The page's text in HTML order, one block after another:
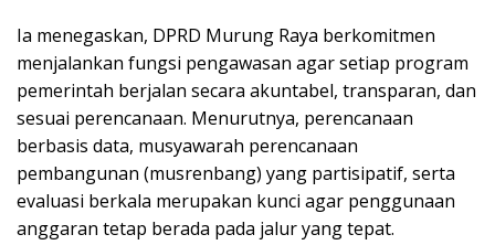
Ia menegaskan, DPRD Murung Raya berkomitmen
menjalankan fungsi pengawasan agar setiap program
pemerintah berjalan secara akuntabel, transparan, dan
sesuai perencanaan. Menurutnya, perencanaan
berbasis data, musyawarah perencanaan
pembangunan (musrenbang) yang partisipatif, serta
evaluasi berkala merupakan kunci agar penggunaan
anggaran tetap berada pada jalur yang tepat.